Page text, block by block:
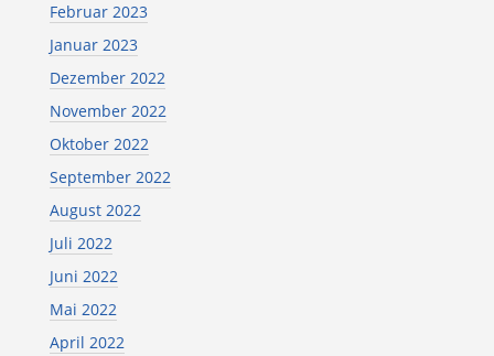
Februar 2023
Januar 2023
Dezember 2022
November 2022
Oktober 2022
September 2022
August 2022
Juli 2022
Juni 2022
Mai 2022
April 2022